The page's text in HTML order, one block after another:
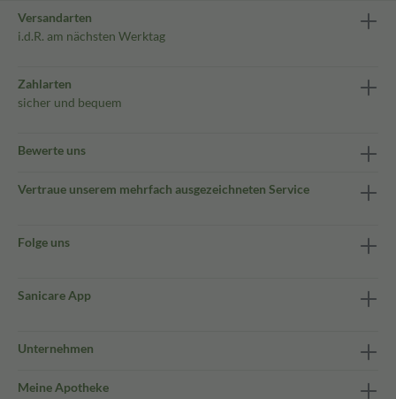
Versandarten
i.d.R. am nächsten Werktag
Zahlarten
sicher und bequem
Bewerte uns
Vertraue unserem mehrfach ausgezeichneten Service
Folge uns
Sanicare App
Unternehmen
Meine Apotheke